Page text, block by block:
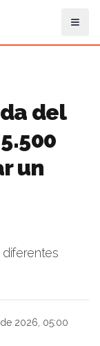
del
un
diferentes
2026, 05:00